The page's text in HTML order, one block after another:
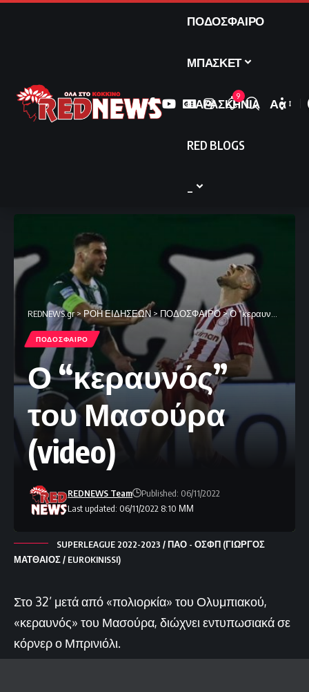
ΠΟΔΟΣΦΑΙΡΟ
ΜΠΑΣΚΕΤ
ΠΑΡΑΣΚΗΝΙΑ
RED BLOGS
9
Font
Αα
REDNEWS.gr> ΡΟΗ ΕΙΔΗΣΕΩΝ> ΠΟΔΟΣΦΑΙΡΟ>Ο “κεραυνός” του Μασούρα (video)
ΠΟΔΟΣΦΑΙΡΟ
Ο “κεραυνός”
του Μασούρα
(video)
Last updated: 06/11/2022 8:10 ΜΜ
REDNEWS Team Published: 06/11/2022
SUPERLEAGUE 2022-2023 / ΠΑΟ - ΟΣΦΠ (ΓΙΩΡΓΟΣ
ΜΑΤΘΑΙΟΣ / EUROKINISSI)
Στο 32’ μετά από «πολιορκία» του Ολυμπιακού,
«κεραυνός» του Μασούρα, διώχνει εντυπωσιακά σε
κόρνερ ο Μπρινιόλι.